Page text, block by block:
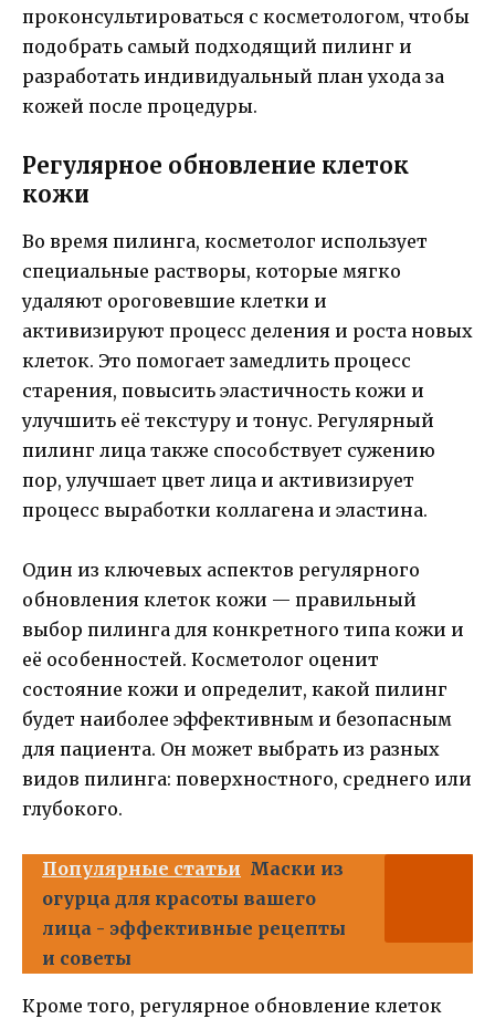
проконсультироваться с косметологом, чтобы
подобрать самый подходящий пилинг и
разработать индивидуальный план ухода за
кожей после процедуры.
Регулярное обновление клеток
кожи
Во время пилинга, косметолог использует
специальные растворы, которые мягко
удаляют ороговевшие клетки и
активизируют процесс деления и роста новых
клеток. Это помогает замедлить процесс
старения, повысить эластичность кожи и
улучшить её текстуру и тонус. Регулярный
пилинг лица также способствует сужению
пор, улучшает цвет лица и активизирует
процесс выработки коллагена и эластина.
Один из ключевых аспектов регулярного
обновления клеток кожи — правильный
выбор пилинга для конкретного типа кожи и
её особенностей. Косметолог оценит
состояние кожи и определит, какой пилинг
будет наиболее эффективным и безопасным
для пациента. Он может выбрать из разных
видов пилинга: поверхностного, среднего или
глубокого.
Популярные статьи Маски из
огурца для красоты вашего
лица - эффективные рецепты
и советы
Кроме того, регулярное обновление клеток